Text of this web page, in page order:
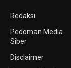
Redaksi
Pedoman Media
Siber
Disclaimer